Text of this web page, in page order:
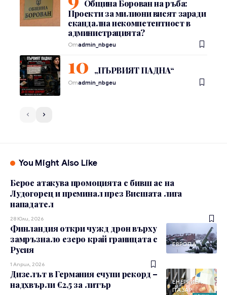
Община Борован на ръба:
Проекти за милиони висят заради
скандална некомпетентност в
администрацията?
Отadmin_nbgeu
„ПЪРВИЯТ ПАДНА“
Отadmin_nbgeu
You Might Also Like
Берое атакува промоцията с бивш ас на
Лудогорец и преминал през Висшата лига
нападател
28 Юли, 2026
ЕВРОПА
Финландия откри чужд дрон върху
замръзнало езеро край границата с
Русия
1 Април, 2026
ЕНЕРГИЕН
ПАЗАР
Дизелът в Германия счупи рекорд –
надхвърли €2,5 за литър